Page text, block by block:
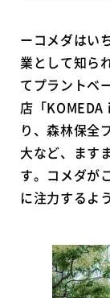
ーコメダはい
業として知ら
てプラントベ
店「
り、森林保全
大など、ます
す。コメダが
に注力するよ